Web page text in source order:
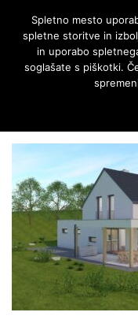
Skip
content
Spletno mesto
spletne storitve in
in uporabo
soglašate s piškotki.